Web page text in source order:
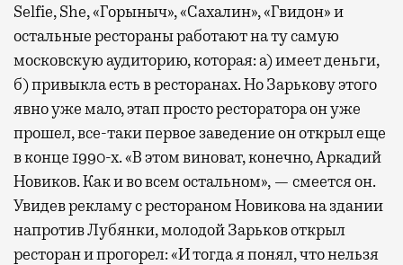
Selfie, She, «Горыныч», «Сахалин», «Гвидон» и
остальные рестораны работают на ту самую
московскую аудиторию, которая: а) имеет деньги,
б) привыкла есть в ресторанах. Но Зарькову этого
явно уже мало, этап просто ресторатора он уже
прошел, все-таки первое заведение он открыл еще
в конце 1990-х. «В этом виноват, конечно, Аркадий
Новиков. Как и во всем остальном», — смеется он.
Увидев рекламу с рестораном Новикова на здании
напротив Лубянки, молодой Зарьков открыл
ресторан и прогорел: «И тогда я понял, что нельзя